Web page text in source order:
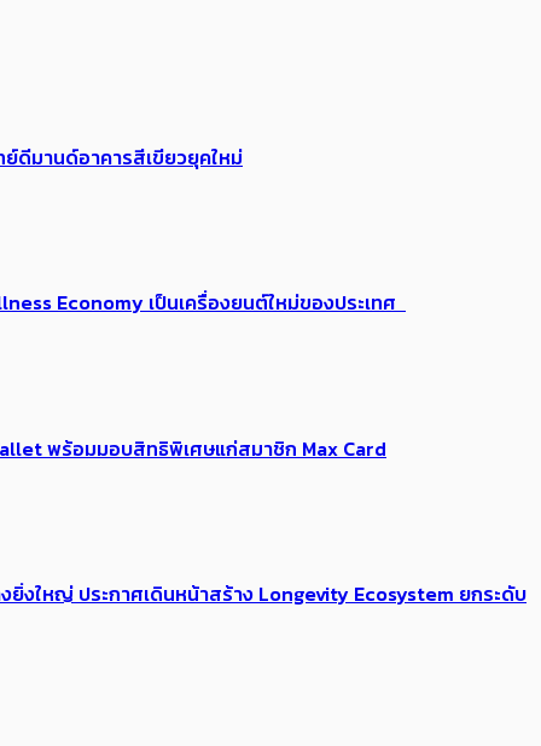
ย์ดีมานด์อาคารสีเขียวยุคใหม่
Economy เป็นเครื่องยนต์ใหม่ของประเทศ
พร้อมมอบสิทธิพิเศษแก่สมาชิก Max Card
งใหญ่ ประกาศเดินหน้าสร้าง Longevity Ecosystem ยกระดับ